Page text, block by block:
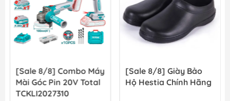
[Sale 8/8] Combo Máy
Mài Góc Pin 20V Total
TCKLI2027310
[Sale 8/8] Giày Bảo
Hộ Hestia Chính Hãng